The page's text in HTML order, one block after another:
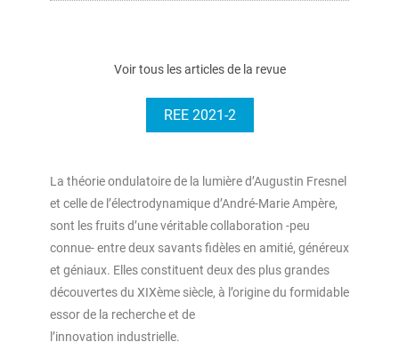
Voir tous les articles de la revue
REE 2021-2
La théorie ondulatoire de la lumière d’Augustin Fresnel
et celle de l’électrodynamique d’André-Marie Ampère,
sont les fruits d’une véritable collaboration -peu
connue- entre deux savants fidèles en amitié, généreux
et géniaux. Elles constituent deux des plus grandes
découvertes du XIXème siècle, à l’origine du formidable
essor de la recherche et de
l’innovation industrielle.